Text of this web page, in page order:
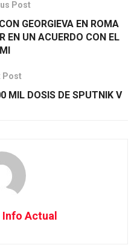
Post
GEORGIEVA EN ROMA
EN UN ACUERDO CON EL
Post
MIL DOSIS DE SPUTNIK V
Actual